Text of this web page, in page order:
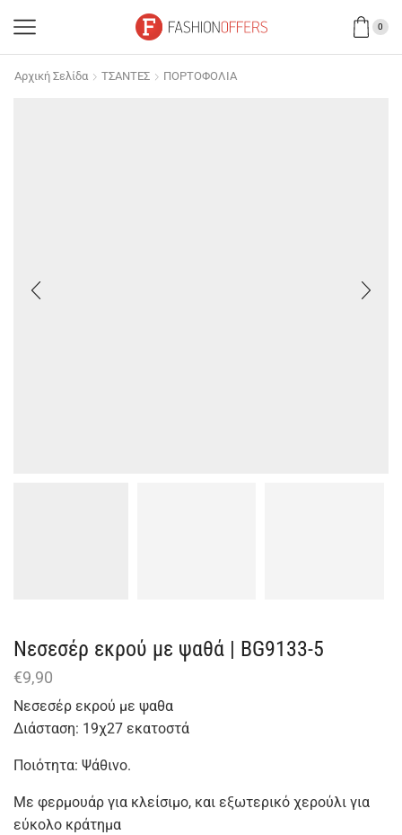
0
Αρχική Σελίδα ΤΣΑΝΤΕΣ ΠΟΡΤΟΦΟΛΙΑ
Nεσεσέρ εκρού με ψαθά | BG9133-5
€9,90
Νεσεσέρ εκρού με ψαθα
Διάσταση: 19χ27 εκατοστά
Ποιότητα: Ψάθινο.
Με φερμουάρ για κλείσιμο, και εξωτερικό χερούλι για
εύκολο κράτημα